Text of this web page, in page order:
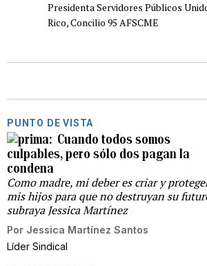
Presidenta Servidores Públicos
PUNTO DE VISTA
Cuando todos somos
culpables, pero sólo dos pagan la
condena
Como madre, mi deber es criar y
mis hijos para que no destruyan su
subraya Jessica Martínez
Por Jessica Martínez Santos
Líder Sindical